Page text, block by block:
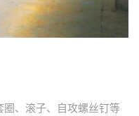
、滚子、自攻螺丝钉等